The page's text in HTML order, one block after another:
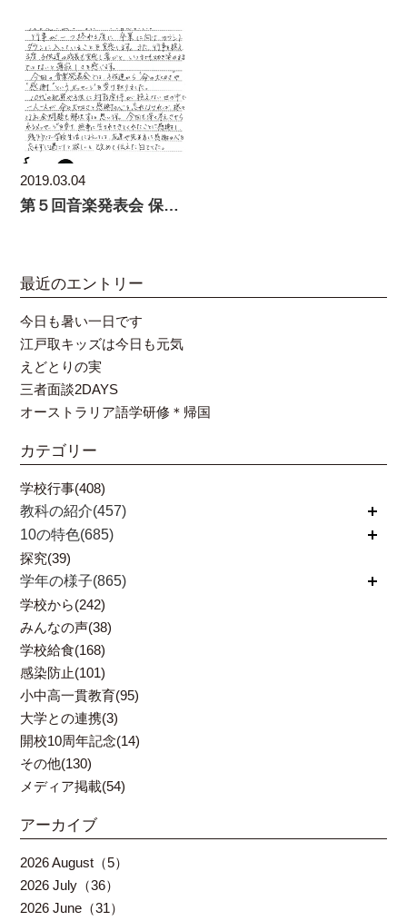
2019.03.04
第５回音楽発表会 保護者の感想
最近のエントリー
今日も暑い一日です
江戸取キッズは今日も元気
えどとりの実
三者面談2DAYS
オーストラリア語学研修＊帰国
カテゴリー
学校行事(408)
教科の紹介(457)
開く
10の特色(685)
開く
探究(39)
学年の様子(865)
開く
学校から(242)
みんなの声(38)
学校給食(168)
感染防止(101)
小中高一貫教育(95)
大学との連携(3)
開校10周年記念(14)
その他(130)
メディア掲載(54)
アーカイブ
2026 August（5）
2026 July（36）
2026 June（31）